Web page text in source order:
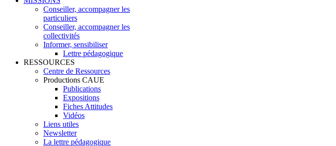
Conseiller, accompagner les
particuliers
Conseiller, accompagner les
collectivités
Informer, sensibiliser
Lettre pédagogique
RESSOURCES
Centre de Ressources
Productions CAUE
Publications
Expositions
Fiches Attitudes
Vidéos
Liens utiles
Newsletter
La lettre pédagogique